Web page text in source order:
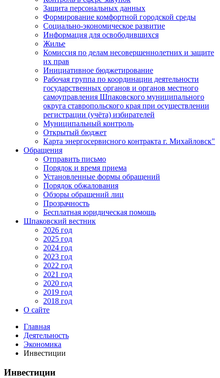
Защита персональных данных
Формирование комфортной городской среды
Социально-экономическое развитие
Информация для освободившихся
Жилье
Комиссия по делам несовершеннолетних и защите
их прав
Инициативное бюджетирование
Рабочая группа по координации деятельности
государственных органов и органов местного
самоуправления Шпаковского муниципального
округа ставропольского края при осуществлении
регистрации (учёта) избирателей
Муниципальный контроль
Открытый бюджет
Карта энергосервисного контракта г. Михайловск"
Обращения
Отправить письмо
Порядок и время приема
Установленные формы обращений
Порядок обжалования
Обзоры обращений лиц
Прозрачность
Бесплатная юридическая помощь
Шпаковский вестник
2026 год
2025 год
2024 год
2023 год
2022 год
2021 год
2020 год
2019 год
2018 год
О сайте
Главная
Деятельность
Экономика
Инвестиции
Инвестиции